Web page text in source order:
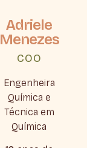
Adriele
Menezes
COO
Engenheira
Química e
Técnica em
Química